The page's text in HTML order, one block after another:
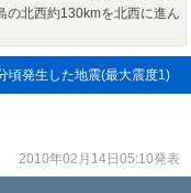
の北西約130kmを北西に進ん
頃発生した地震(最大震度1)
2010年02月14日05:10発表